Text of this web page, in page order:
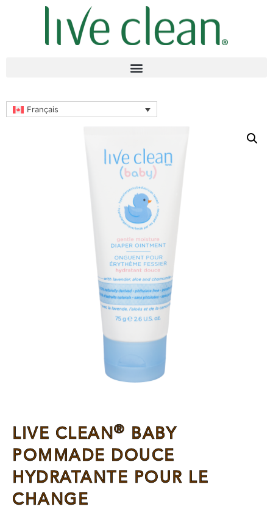
Français
LIVE CLEAN® BABY
POMMADE DOUCE
HYDRATANTE POUR LE
CHANGE